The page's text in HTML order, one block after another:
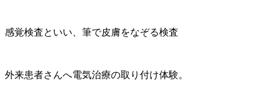
感覚検査といい、筆で皮膚をなぞる検査
外来患者さんへ電気治療の取り付け体験。